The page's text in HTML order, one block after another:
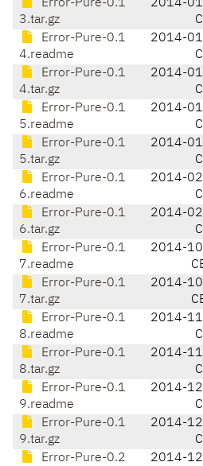
Error-Pure-0.1
3.tar.gz
2014-
Error-Pure-0.1
4.readme
2014-
Error-Pure-0.1
4.tar.gz
2014-
Error-Pure-0.1
5.readme
2014-
Error-Pure-0.1
5.tar.gz
2014-
Error-Pure-0.1
6.readme
2014-
Error-Pure-0.1
6.tar.gz
2014-
Error-Pure-0.1
7.readme
2014-
Error-Pure-0.1
7.tar.gz
2014-
Error-Pure-0.1
8.readme
2014-
Error-Pure-0.1
8.tar.gz
2014-
Error-Pure-0.1
9.readme
2014-
Error-Pure-0.1
9.tar.gz
2014-
Error-Pure-0.2
2014-